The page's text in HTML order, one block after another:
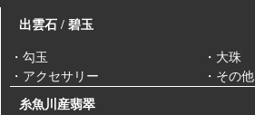
出雲石 / 碧玉
・勾玉
・大珠
・アクセサリー
・その他
糸魚川産翡翠